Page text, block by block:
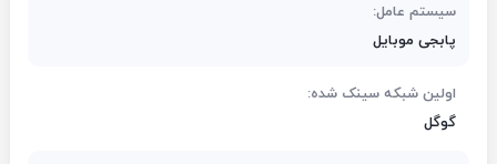
سیستم عامل:
پابجی موبایل
اولین شبکه سینک شده:
گوگل